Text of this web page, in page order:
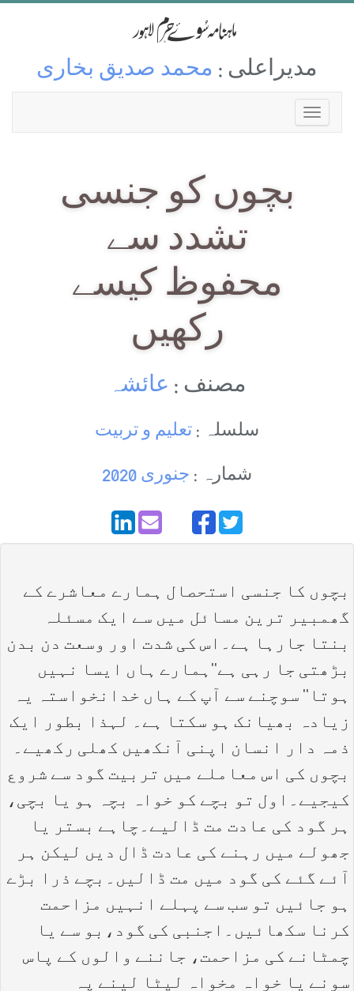
مدیراعلی : محمد صدیق بخاری
بچوں کو جنسی
تشدد سے
محفوظ کیسے
رکھیں
مصنف : عائشہ
سلسلہ :تعلیم و تربیت
شمارہ : جنوری 2020
بچوں کا جنسی استحصال ہمارے معاشرے کے
گھمبیر ترین مسائل میں سے ایک مسئلہ
بنتا جارہا ہے۔اس کی شدت اور وسعت دن بدن
بڑھتی جا رہی ہے''ہمارے ہاں ایسا نہیں
ہوتا'' سوچنے سے آپ کے ہاں خدانخواستہ یہ
زیادہ بھیانک ہو سکتا ہے۔ لہذا بطور ایک
ذمہ دار انسان اپنی آنکھیں کھلی رکھیے۔
بچوں کی اس معاملے میں تربیت گود سے شروع
کیجیے۔اول تو بچے کو خواہ بچہ ہو یا بچی،
ہر گود کی عادت مت ڈالیے۔چاہے بستر یا
جھولے میں رہنے کی عادت ڈال دیں لیکن ہر
آئے گئے کی گود میں مت ڈالیں۔بچے ذرا بڑے
ہو جائیں تو سب سے پہلے انہیں مزاحمت
کرنا سکھائیں۔اجنبی کی گود،بو سے یا
چمٹانے کی مزاحمت، جاننے والوں کے پاس
سونے یا خواہ مخواہ لپٹا لینے پہ